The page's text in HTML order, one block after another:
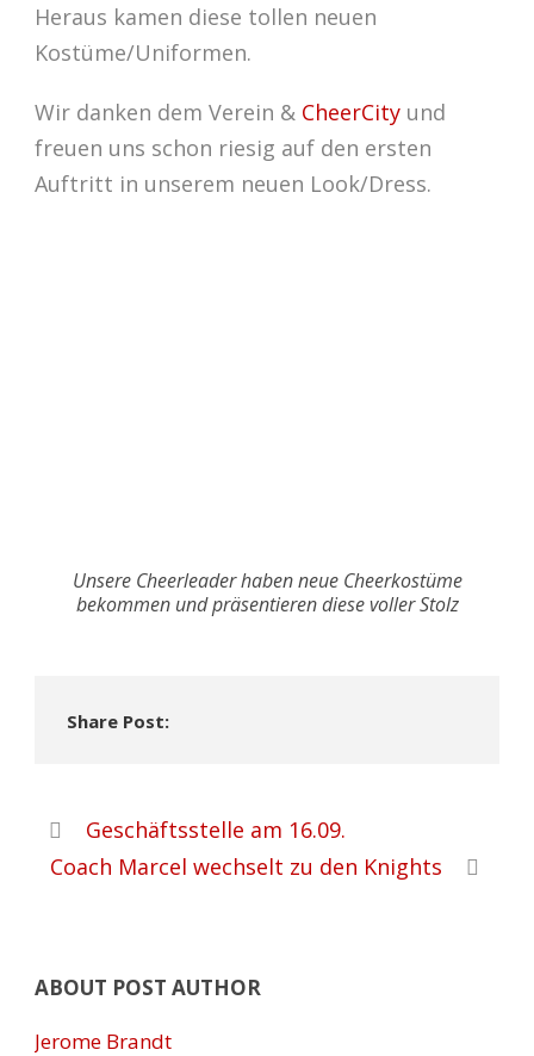
Heraus kamen diese tollen neuen
Kostüme/Uniformen.
Wir danken dem Verein & CheerCity und
freuen uns schon riesig auf den ersten
Auftritt in unserem neuen Look/Dress.
Unsere Cheerleader haben neue Cheerkostüme
bekommen und präsentieren diese voller Stolz
Share Post:
Geschäftsstelle am 16.09.
Coach Marcel wechselt zu den Knights
ABOUT POST AUTHOR
Jerome Brandt